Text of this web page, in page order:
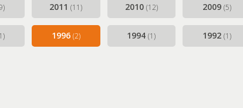
2011(11) 2010 (12) 2009 (5)
1996 (2) 1994(1) 1992 (1)